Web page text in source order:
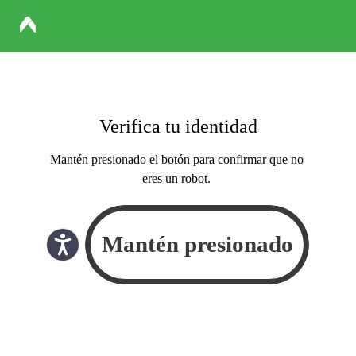
Verifica tu identidad
Mantén presionado el botón para confirmar que no
eres un robot.